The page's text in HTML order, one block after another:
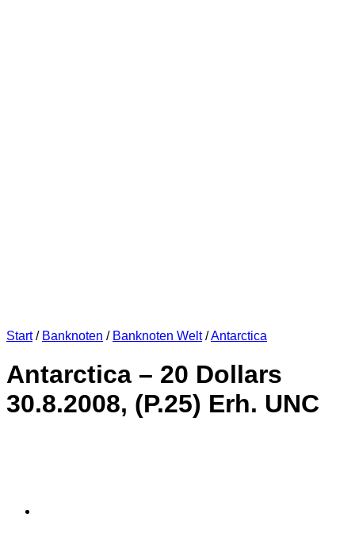
Start / Banknoten / Banknoten Welt /Antarctica
Antarctica – 20 Dollars
30.8.2008, (P.25) Erh. UNC